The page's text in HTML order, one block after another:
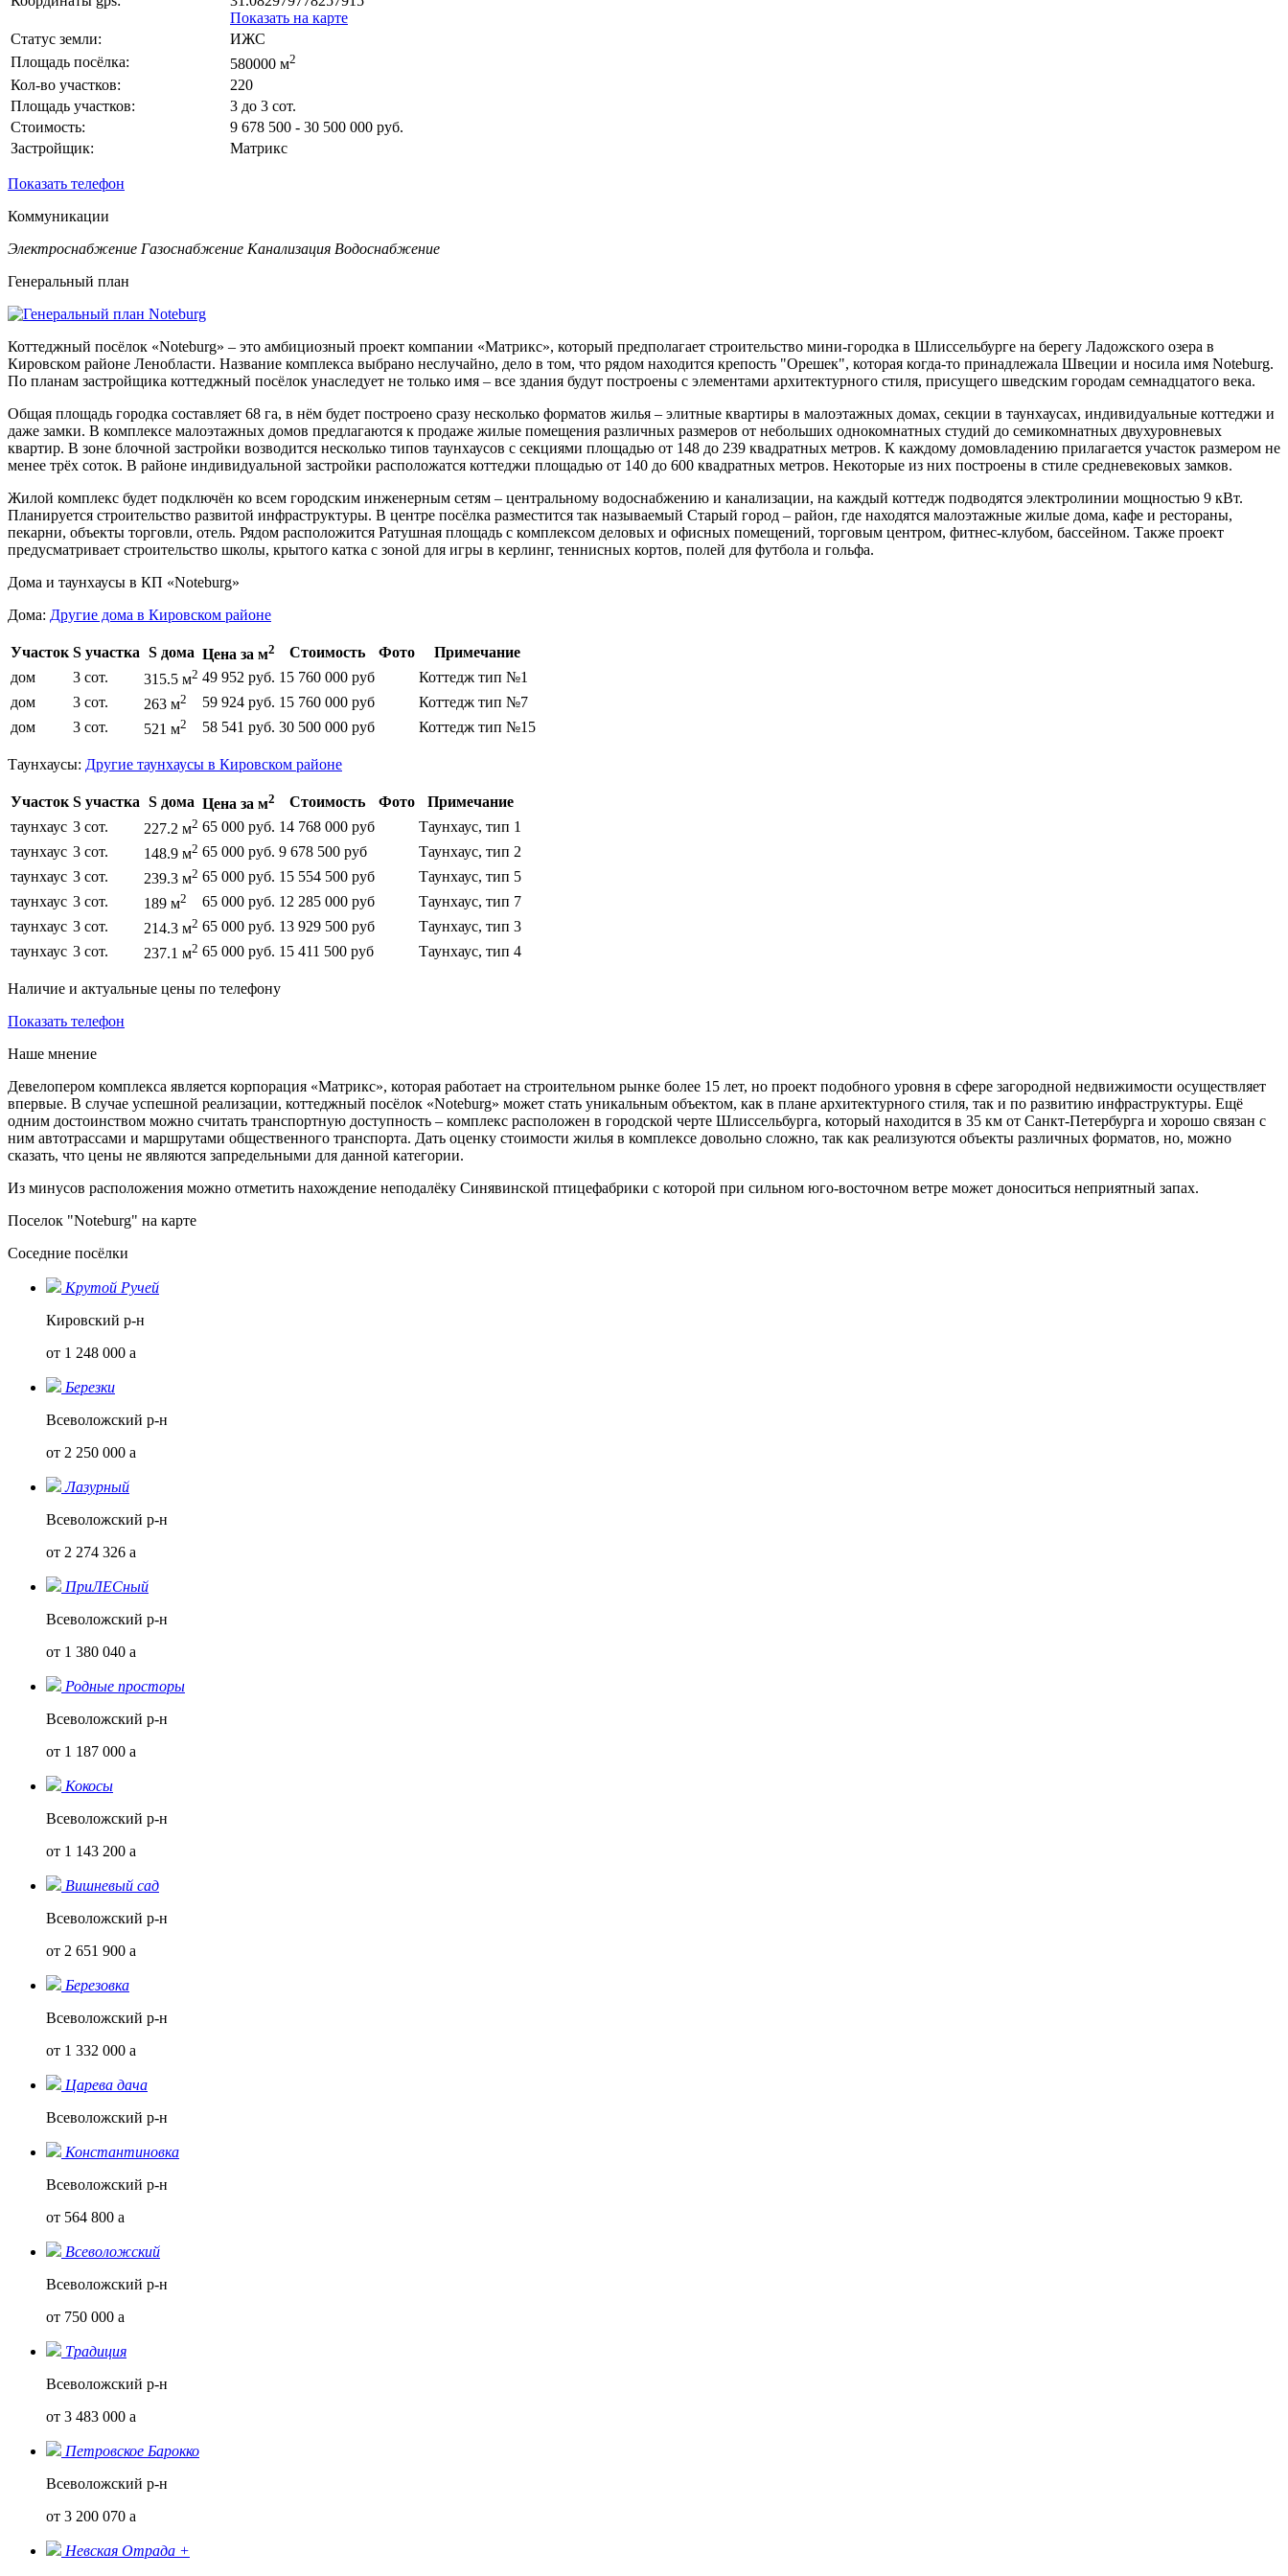
Показать на карте
Статус земли:
ИЖС
Площадь посёлка:
580000 м2
Кол-во участков:
220
Площадь участков:
3 до 3 сот.
Стоимость:
9 678 500 - 30 500 000 руб.
Застройщик:
Матрикс
Показать телефон
Коммуникации
Электроснабжение Газоснабжение Канализация Водоснабжение
Генеральный план
Коттеджный посёлок «Noteburg» – это амбициозный проект компании «Матрикс», который предполагает строительство мини-городка в Шлиссельбурге на берегу Ладожского озера в
Кировском районе Ленобласти. Название комплекса выбрано неслучайно, дело в том, что рядом находится крепость "Орешек", которая когда-то принадлежала Швеции и носила имя Noteburg.
По планам застройщика коттеджный посёлок унаследует не только имя – все здания будут построены с элементами архитектурного стиля, присущего шведским городам семнадцатого века.
Общая площадь городка составляет 68 га, в нём будет построено сразу несколько форматов жилья – элитные квартиры в малоэтажных домах, секции в таунхаусах, индивидуальные коттеджи и
даже замки. В комплексе малоэтажных домов предлагаются к продаже жилые помещения различных размеров от небольших однокомнатных студий до семикомнатных двухуровневых
квартир. В зоне блочной застройки возводится несколько типов таунхаусов с секциями площадью от 148 до 239 квадратных метров. К каждому домовладению прилагается участок размером не
менее трёх соток. В районе индивидуальной застройки расположатся коттеджи площадью от 140 до 600 квадратных метров. Некоторые из них построены в стиле средневековых замков.
Жилой комплекс будет подключён ко всем городским инженерным сетям – центральному водоснабжению и канализации, на каждый коттедж подводятся электролинии мощностью 9 кВт.
Планируется строительство развитой инфраструктуры. В центре посёлка разместится так называемый Старый город – район, где находятся малоэтажные жилые дома, кафе и рестораны,
пекарни, объекты торговли, отель. Рядом расположится Ратушная площадь с комплексом деловых и офисных помещений, торговым центром, фитнес-клубом, бассейном. Также проект
предусматривает строительство школы, крытого катка с зоной для игры в керлинг, теннисных кортов, полей для футбола и гольфа.
Дома и таунхаусы в КП «Noteburg»
Дома: Другие дома в Кировском районе
Участок S участка S дома Цена за м2 Стоимость Фото
Примечание
дом
3 сот. 315.5 м2 49 952 руб. 15 760 000 руб
Коттедж тип №1
дом
3 сот. 263 м2 59 924 руб. 15 760 000 руб
Коттедж тип №7
дом
3 сот. 521 м2 58 541 руб. 30 500 000 руб Коттедж тип №15
Таунхаусы: Другие таунхаусы в Кировском районе
Участок S участка S дома Цена за м2 Стоимость Фото
Примечание
таунхаус 3 сот. 227.2 м2 65 000 руб. 14 768 000 руб
Таунхаус, тип 1
таунхаус 3 сот. 148.9 м2 65 000 руб. 9 678 500 руб
Таунхаус, тип 2
таунхаус 3 сот. 239.3 м2 65 000 руб. 15 554 500 руб
Таунхаус, тип 5
таунхаус 3 сот. 189 м2 65 000 руб. 12 285 000 руб
Таунхаус, тип 7
таунхаус 3 сот. 214.3 м2 65 000 руб. 13 929 500 руб
Таунхаус, тип 3
таунхаус 3 сот. 237.1 м2 65 000 руб. 15 411 500 руб Таунхаус, тип 4
Наличие и актуальные цены по телефону
Показать телефон
Наше мнение
Девелопером комплекса является корпорация «Матрикс», которая работает на строительном рынке более 15 лет, но проект подобного уровня в сфере загородной недвижимости осуществляет
впервые. В случае успешной реализации, коттеджный посёлок «Noteburg» может стать уникальным объектом, как в плане архитектурного стиля, так и по развитию инфраструктуры. Ещё
одним достоинством можно считать транспортную доступность – комплекс расположен в городской черте Шлиссельбурга, который находится в 35 км от Санкт-Петербурга и хорошо связан с
ним автотрассами и маршрутами общественного транспорта. Дать оценку стоимости жилья в комплексе довольно сложно, так как реализуются объекты различных форматов, но, можно
сказать, что цены не являются запредельными для данной категории.
Из минусов расположения можно отметить нахождение неподалёку Синявинской птицефабрики с которой при сильном юго-восточном ветре может доноситься неприятный запах.
Поселок "Noteburg" на карте
Соседние посёлки
Крутой Ручей
Кировский р-н
от 1 248 000 a
Березки
Всеволожский р-н
от 2 250 000 a
Лазурный
Всеволожский р-н
от 2 274 326 a
ПриЛЕСный
Всеволожский р-н
от 1 380 040 a
Родные просторы
Всеволожский р-н
от 1 187 000 a
Кокосы
Всеволожский р-н
от 1 143 200 a
Вишневый сад
Всеволожский р-н
от 2 651 900 a
Березовка
Всеволожский р-н
от 1 332 000 a
Царева дача
Всеволожский р-н
Константиновка
Всеволожский р-н
от 564 800 a
Всеволожский
Всеволожский р-н
от 750 000 a
Традиция
Всеволожский р-н
от 3 483 000 a
Петровское Барокко
Всеволожский р-н
от 3 200 070 a
Невская Отрада +